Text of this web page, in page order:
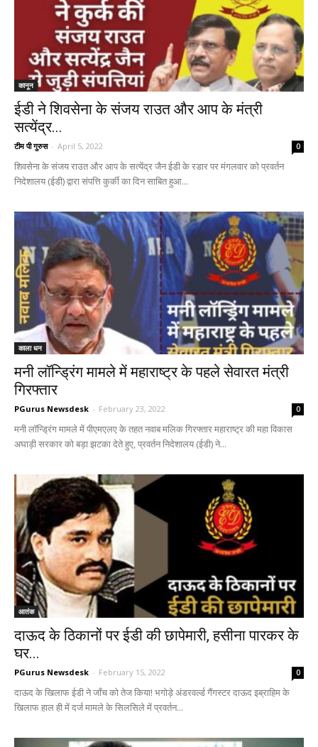
कानून
ईडी ने शिवसेना के संजय राउत और आप के मंत्री
सत्येंद्र...
टीम पी गुरुस - April 5, 2022 0
शिवसेना के संजय राउत और आप के सत्येंद्र जैन ईडी के रडार पर मंगलवार को प्रवर्तन
निदेशालय (ईडी) द्वारा संपत्ति कुर्की का दिन साबित हुआ...
काला धन
मनी लॉन्ड्रिंग मामले में महाराष्ट्र के पहले सेवारत मंत्री
गिरफ्तार
PGurus Newsdesk - February 23, 2022 0
मनी लॉन्ड्रिंग मामले में पीएमएलए के तहत नवाब मलिक गिरफ्तार महाराष्ट्र की महा विकास
अघाड़ी सरकार को बड़ा झटका देते हुए, प्रवर्तन निदेशालय (ईडी) ने...
आतंक
दाऊद के ठिकानों पर ईडी की छापेमारी, हसीना पारकर के
घर...
PGurus Newsdesk - February 15, 2022 0
दाऊद के खिलाफ ईडी ने जाँच को तेज किया! भगोड़े अंडरवर्ल्ड गैंगस्टर दाऊद इब्राहिम के
खिलाफ हाल ही में दर्ज मामले के सिलसिले में प्रवर्तन...